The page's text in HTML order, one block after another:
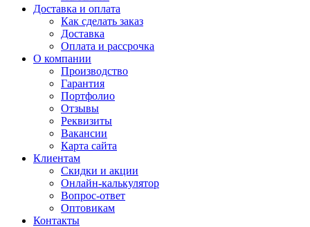
Доставка и оплата
Как сделать заказ
Доставка
Оплата и рассрочка
О компании
Производство
Гарантия
Портфолио
Отзывы
Реквизиты
Вакансии
Карта сайта
Клиентам
Скидки и акции
Онлайн-калькулятор
Вопрос-ответ
Оптовикам
Контакты